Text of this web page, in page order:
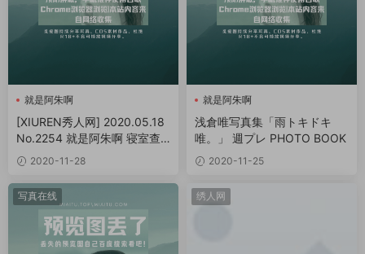
就是阿朱啊
[XIUREN秀人网] 2020.05.18
No.2254 就是阿朱啊 寝室查
房记主题[107P/217MB]
2020-11-28
就是阿朱啊
浅倉唯写真集「雨トキドキ
唯。」 週プレ PHOTO BOOK
2020-11-25
写真在线 绣人网